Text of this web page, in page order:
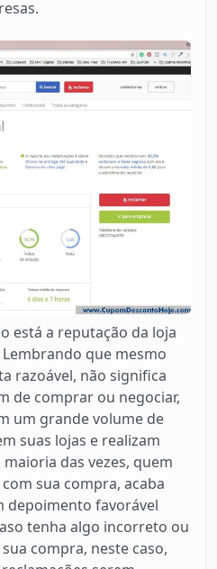
está a reputação da loja
que mesmo
razoável, não significa
de comprar ou negociar,
um grande volume de
suas lojas e realizam
das vezes, quem
sua compra, acaba
depoimento favorável
tenha algo incorreto ou
compra, neste caso,